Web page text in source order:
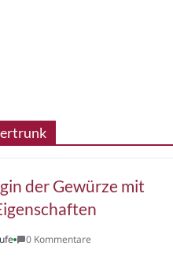
der Gewürze mit
0 Kommentare